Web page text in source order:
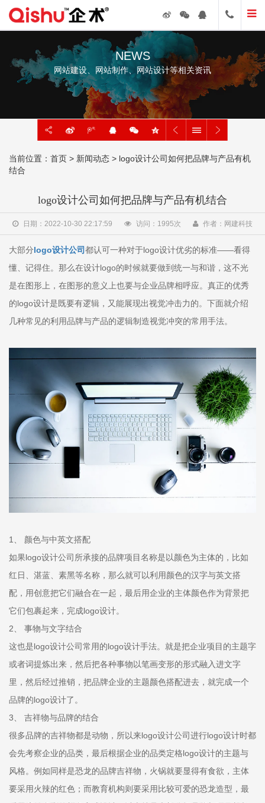
NEWS
网站建设、网站制作、网站设计等相关资讯
当前位置： 首页 > 新闻动态 > ​logo设计公司如何把品牌与产品有机
结合
​logo设计公司如何把品牌与产品有机结合
日期：2022-10-30 22:17:59 访问： 1995次 作者：网建科技
大部分logo设计公司都认可一种对于logo设计优劣的标准——看得
懂、记得住。那么在设计logo的时候就要做到统一与和谐，这不光
是在图形上，在图形的意义上也要与企业品牌相呼应。真正的优秀
的logo设计是既要有逻辑，又能展现出视觉冲击力的。下面就介绍
几种常见的利用品牌与产品的逻辑制造视觉冲突的常用手法。
1、 颜色与中英文搭配
如果logo设计公司所承接的品牌项目名称是以颜色为主体的，比如
红日、湛蓝、素黑等名称，那么就可以利用颜色的汉字与英文搭
配，用创意把它们融合在一起，最后用企业的主体颜色作为背景把
它们包裹起来，完成logo设计。
2、 事物与文字结合
这也是logo设计公司常用的logo设计手法。就是把企业项目的主题字
或者词提炼出来，然后把各种事物以笔画变形的形式融入进文字
里，然后经过推销，把品牌企业的主题颜色搭配进去，就完成一个
品牌的logo设计了。
3、 吉祥物与品牌的结合
很多品牌的吉祥物都是动物，所以来logo设计公司进行logo设计时都
会先考察企业的品类，最后根据企业的品类定格logo设计的主题与
风格。例如同样是恐龙的品牌吉祥物，火锅就要显得有食欲，主体
要采用火辣的红色；而教育机构则要采用比较可爱的恐龙造型，最